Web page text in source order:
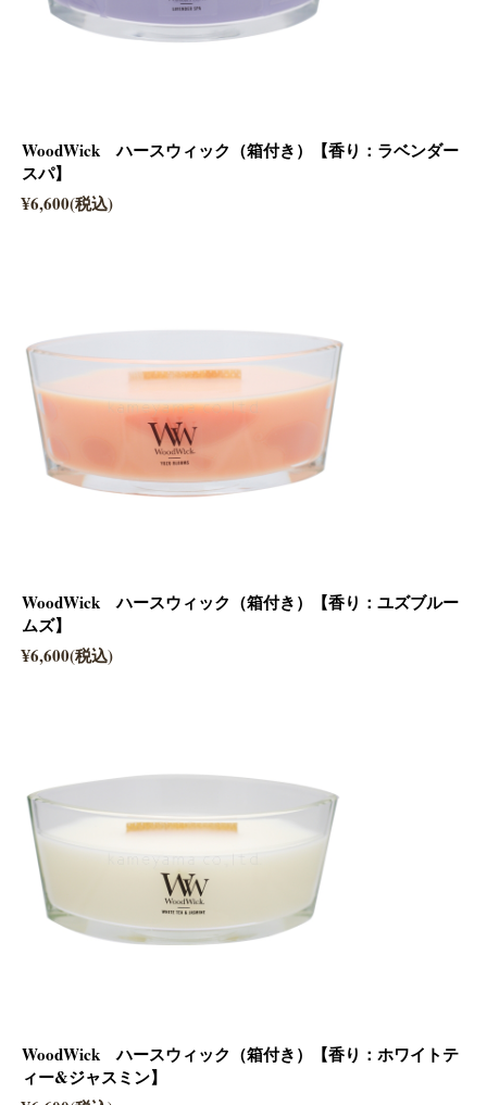
WoodWick ハースウィック（箱付き）【香り：ラベンダー
スパ】
¥6,600(税込)
WoodWick ハースウィック（箱付き）【香り：ユズブルー
ムズ】
¥6,600(税込)
WoodWick ハースウィック（箱付き）【香り：ホワイトテ
ィー&ジャスミン】